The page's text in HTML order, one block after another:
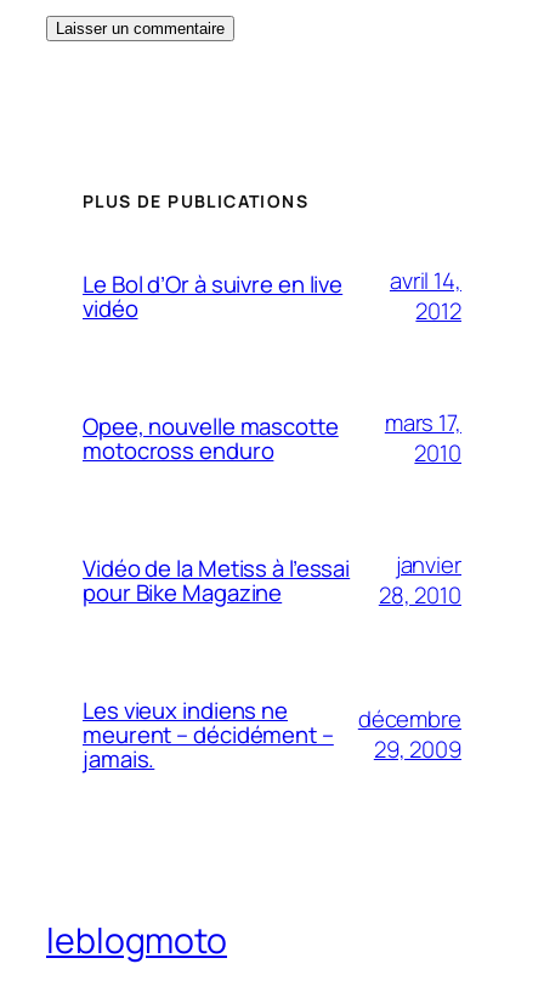
PLUS DE PUBLICATIONS
Le Bol d’Or à suivre en live
vidéo
avril 14,
2012
Opee, nouvelle mascotte
motocross enduro
mars 17,
2010
Vidéo de la Metiss à l’essai
pour Bike Magazine
janvier
28, 2010
Les vieux indiens ne
meurent – décidément –
jamais.
décembre
29, 2009
leblogmoto